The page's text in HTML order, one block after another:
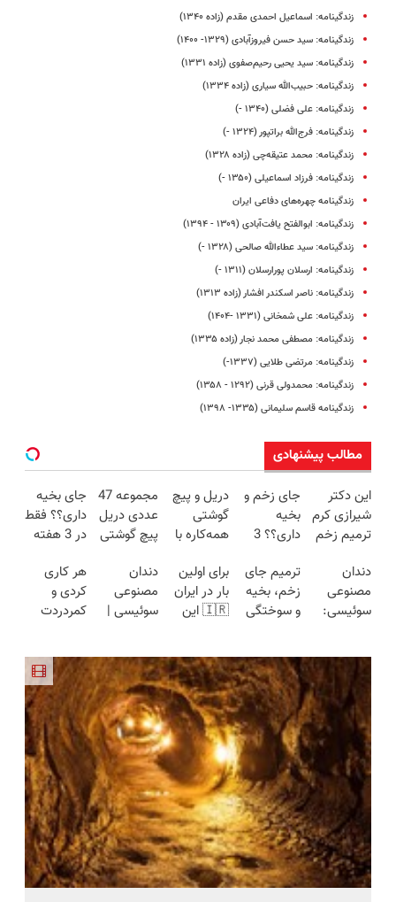
زندگینامه: اسماعیل احمدی مقدم (زاده ۱۳۴۰)
زندگینامه: سید حسن فیروزآبادی (۱۳۲۹- ۱۴۰۰)
زندگینامه: سید یحیی رحیم‌صفوی (زاده ۱۳۳۱)
زندگینامه: حبیب‌الله سیاری (زاده ۱۳۳۴)
زندگینامه: علی فضلی (۱۳۴۰ -)
زندگینامه: فرج‌الله براتپور (۱۳۲۴ -)
زندگینامه: محمد عتیقه‌چی (زاده ۱۳۲۸)
زندگینامه: فرزاد اسماعیلی (۱۳۵۰ -)
زندگینامه چهره‌های دفاعی ایران
زندگینامه: ابوالفتح یافت‌آبادی (۱۳۰۹ - ۱۳۹۴)
زندگینامه: سید عطاءالله صالحی (۱۳۲۸ -)
زندگینامه: ارسلان پور‌ارسلان (۱۳۱۱ -)
زندگینامه: ناصر اسکندر افشار (زاده ۱۳۱۳)
زندگینامه: علی شمخانی (۱۳۳۱ -۱۴۰۴)
زندگینامه: مصطفی محمد نجار (زاده ۱۳۳۵)
زندگینامه: مرتضی طلایی (۱۳۳۷-)
زندگینامه: محمدولی قرنی (۱۲۹۲ - ۱۳۵۸)
زندگینامه قاسم سلیمانی (۱۳۳۵- ۱۳۹۸)
مطالب پیشنهادی
این دکتر
شیرازی کرم
ترمیم زخم
ساخت!!!
جای زخم و
بخیه
داری؟؟ 3
محوش کن!
دریل و پیچ
گوشتی
همه‌کاره با
هوشمند ⚙️
(نصف
قیمت بازار
مجموعه 47
عددی دریل
پیچ گوشتی
(تخفیف به
مدت
محدود)
جای بخیه
داری؟؟ فقط
در 3 هفته
کن!😍
دندان
مصنوعی
سوئیسی:
اروپا، سبک
و مقاوم |
پرداخت
قسطی
ترمیم جای
زخم، بخیه
و سوختگی
برای اولین
بار در ایران
🇮🇷 این
23 روزه
ساخت!
دندان
مصنوعی
سوئیسی |
طبیعی!
ویزیت
رایگان+پرداخت
اقساطی😍
هر کاری
کردی و
کمردردت
پرسشنامه و
دریافت راه
حل